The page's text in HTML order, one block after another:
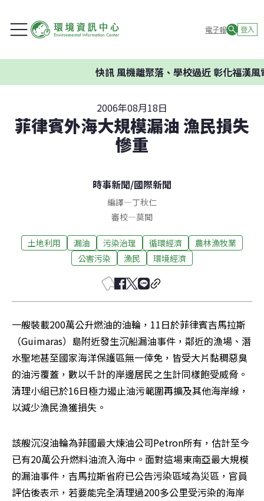
電子報 登入
快訊風機離聚落、學校過近 彰化福漢風
2006年08月18日
菲律賓外海大規模漏油 漁民損失
慘重
時事新聞/國際新聞
編譯—丁秋仁
審校—莫聞
土地利用 漏油 污染治理 循環經濟
農林漁牧業
公害污染
漁民 環境經濟
一艘裝載200萬公升燃油的油輪，11日於菲律賓吉馬拉斯
（Guimaras）島附近發生沉船漏油事件，鄰近的漁場、潛
水聖地甚至國家海洋保護區無一倖免，皆受大片黏稠惡臭
的油污覆蓋，數以千計的岸邊居民之生計同樣飽受威脅。
清理小組已於16日極力遏止油污範圍再擴及其他海岸線，
以減少漁民漁獲損失。
該艘沉沒油輪為菲國最大煉油公司Petron所有，估計至今
已有20萬公升燃料油流入海中。面對這場東南亞最大規模
的漏油事件，吉馬拉斯省府已公告污染區域為災區，官員
評估後表示，若要能完全清理過200多公里受污染的海岸